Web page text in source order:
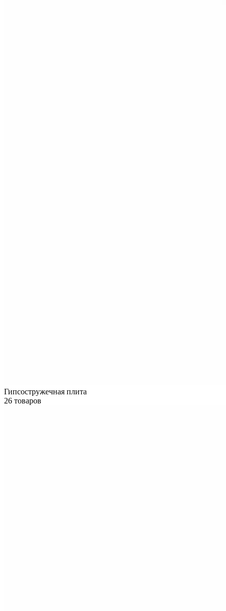
Гипсостружечная плита
26 товаров